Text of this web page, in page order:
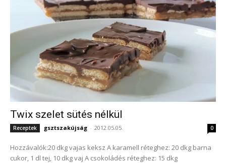
Twix szelet sütés nélkül
Receptek gsztszakújság - 2012.05.05. 0
Hozzávalók:20 dkg vajas keksz A karamell réteghez: 20 dkg barna
cukor, 1 dl tej, 10 dkg vaj A csokoládés réteghez: 15 dkg